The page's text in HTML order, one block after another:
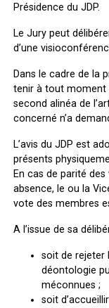
Présidence du JDP.
Le Jury peut
d’une
Dans le cadre de la
tenir à tout moment
second alinéa de
concerné n’a
L’avis du JDP est
présents
En cas de parité
absence, le ou la
vote des membres
A l’issue de sa
soit de rejeter
déontologie
méconnues ;
soit